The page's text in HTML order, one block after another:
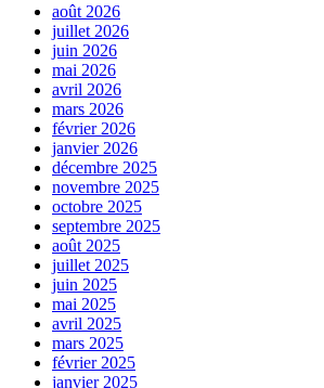
août 2026
juillet 2026
juin 2026
mai 2026
avril 2026
mars 2026
février 2026
janvier 2026
décembre 2025
novembre 2025
octobre 2025
septembre 2025
août 2025
juillet 2025
juin 2025
mai 2025
avril 2025
mars 2025
février 2025
janvier 2025